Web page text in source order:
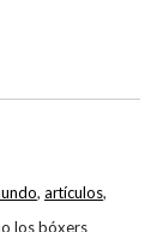
los bóxers
, artículos,